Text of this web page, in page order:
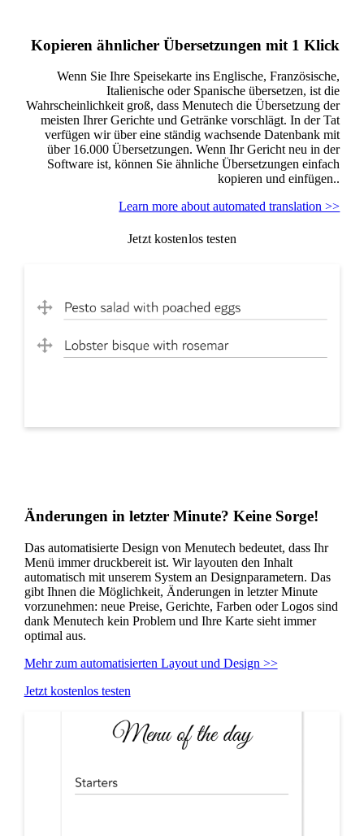
Kopieren ähnlicher Übersetzungen mit 1 Klick
Wenn Sie Ihre Speisekarte ins Englische, Französische,
Italienische oder Spanische übersetzen, ist die
Wahrscheinlichkeit groß, dass Menutech die Übersetzung der
meisten Ihrer Gerichte und Getränke vorschlägt. In der Tat
verfügen wir über eine ständig wachsende Datenbank mit
über 16.000 Übersetzungen. Wenn Ihr Gericht neu in der
Software ist, können Sie ähnliche Übersetzungen einfach
kopieren und einfügen..
Learn more about automated translation >>
Jetzt kostenlos testen
Änderungen in letzter Minute? Keine Sorge!
Das automatisierte Design von Menutech bedeutet, dass Ihr
Menü immer druckbereit ist. Wir layouten den Inhalt
automatisch mit unserem System an Designparametern. Das
gibt Ihnen die Möglichkeit, Änderungen in letzter Minute
vorzunehmen: neue Preise, Gerichte, Farben oder Logos sind
dank Menutech kein Problem und Ihre Karte sieht immer
optimal aus.
Mehr zum automatisierten Layout und Design >>
Jetzt kostenlos testen